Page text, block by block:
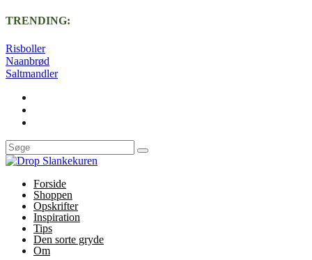
TRENDING:
Risboller
Naanbrød
Saltmandler
Forside
Shoppen
Opskrifter
Inspiration
Tips
Den sorte gryde
Om